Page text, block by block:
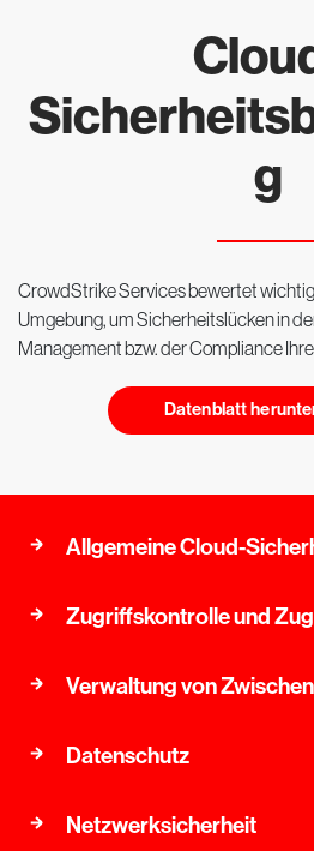
g
CrowdStrike Services bewertet
Umgebung, um Sicherheitslücken in
Management bzw. der Compliance
Datenblatt
Allgemeine Cloud-
Zugriffskontrolle und
Verwaltung von
Datenschutz
Netzwerksicherheit